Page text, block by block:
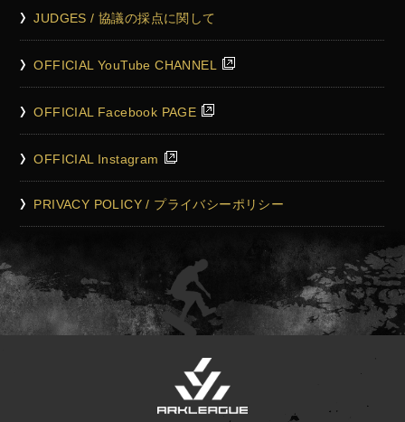
JUDGES / 協議の採点に関して
OFFICIAL YouTube CHANNEL
OFFICIAL Facebook PAGE
OFFICIAL Instagram
PRIVACY POLICY / プライバシーポリシー